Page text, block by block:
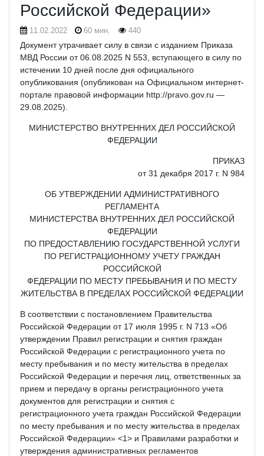
Российской Федерации»
11.02.2022 60 мин. 440
Документ утрачивает силу в связи с изданием Приказа
МВД России от 06.08.2025 N 553, вступающего в силу по
истечении 10 дней после дня официального
опубликования (опубликован на Официальном интернет-
портале правовой информации http://pravo.gov.ru —
29.08.2025).
МИНИСТЕРСТВО ВНУТРЕННИХ ДЕЛ РОССИЙСКОЙ
ФЕДЕРАЦИИ
ПРИКАЗ
от 31 декабря 2017 г. N 984
ОБ УТВЕРЖДЕНИИ АДМИНИСТРАТИВНОГО
РЕГЛАМЕНТА
МИНИСТЕРСТВА ВНУТРЕННИХ ДЕЛ РОССИЙСКОЙ
ФЕДЕРАЦИИ
ПО ПРЕДОСТАВЛЕНИЮ ГОСУДАРСТВЕННОЙ УСЛУГИ
ПО РЕГИСТРАЦИОННОМУ УЧЕТУ ГРАЖДАН
РОССИЙСКОЙ
ФЕДЕРАЦИИ ПО МЕСТУ ПРЕБЫВАНИЯ И ПО МЕСТУ
ЖИТЕЛЬСТВА В ПРЕДЕЛАХ РОССИЙСКОЙ ФЕДЕРАЦИИ
В соответствии с постановлением Правительства
Российской Федерации от 17 июля 1995 г. N 713 «Об
утверждении Правил регистрации и снятия граждан
Российской Федерации с регистрационного учета по
месту пребывания и по месту жительства в пределах
Российской Федерации и перечня лиц, ответственных за
прием и передачу в органы регистрационного учета
документов для регистрации и снятия с
регистрационного учета граждан Российской Федерации
по месту пребывания и по месту жительства в пределах
Российской Федерации» <1> и Правилами разработки и
утверждения административных регламентов